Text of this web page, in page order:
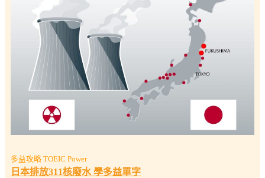
多益攻略 TOEIC Power
日本排放311核廢水 學多益單字